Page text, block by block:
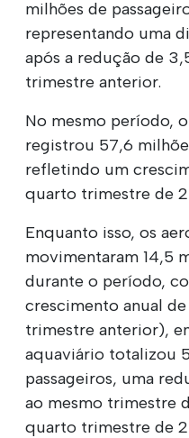
milhões de
representando uma
após a redução de
trimestre anterior.
No mesmo período,
registrou 57,6
refletindo um
quarto trimestre de
Enquanto isso, os
movimentaram 14,5
durante o período,
crescimento anual
trimestre anterior),
aquaviário totalizou
passageiros, uma
ao mesmo trimestre
quarto trimestre de